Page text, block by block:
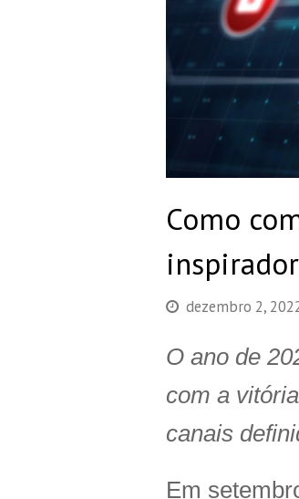
Como
dezembro 2,
O ano de
com a
canais
Em